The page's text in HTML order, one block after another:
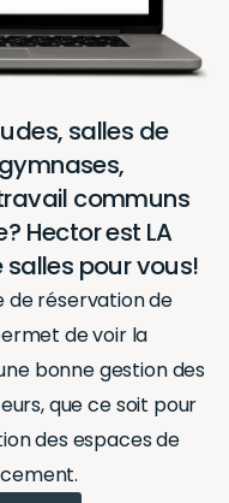
salles de
communs
Hector est LA
pour vous!
de réservation de
de voir la
bonnegestion des
, que ce soit pour
des espaces de